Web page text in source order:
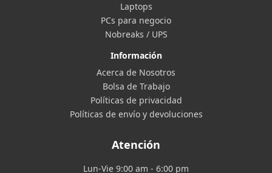
Laptops
PCs para negocio
Nobreaks / UPS
Información
Acerca de Nosotros
Bolsa de Trabajo
Políticas de privacidad
Políticas de envío y devoluciones
Atención
Lun-Vie 9:00 am - 6:00 pm